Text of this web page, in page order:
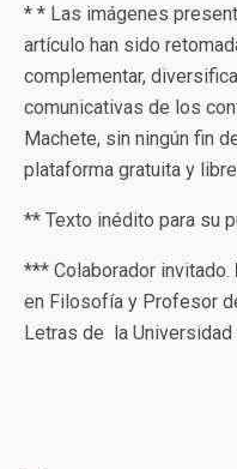
* * Las imágenes
artículo han sido
complementar,
comunicativas de los
Machete, sin ningún fin
plataforma gratuita y
** Texto inédito para su
*** Colaborador invitado.
en Filosofía y Profesor
Letras de la Universidad